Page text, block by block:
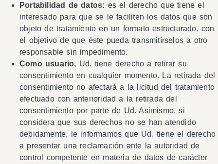
Portabilidad de datos: es el derecho que tiene el
interesado para que se le faciliten los datos que son
objeto de tratamiento en un formato estructurado, con
el objetivo de que éste pueda transmitírselos a otro
responsable sin impedimento.
Como usuario, Ud. tiene derecho a retirar su
consentimiento en cualquier momento. La retirada del
consentimiento no afectará a la licitud del tratamiento
efectuado con anterioridad a la retirada del
consentimiento por parte de Ud. Asimismo, si
considera que sus derechos no se han atendido
debidamente, le informamos que Ud. tiene el derecho
a presentar una reclamación ante la autoridad de
control competente en materia de datos de carácter